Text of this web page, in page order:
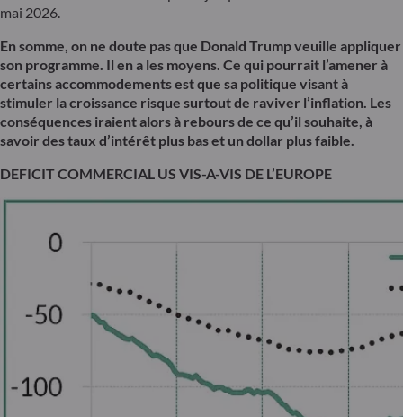
mai 2026.
En somme, on ne doute pas que Donald Trump veuille appliquer
son programme. Il en a les moyens. Ce qui pourrait l’amener à
certains accommodements est que sa politique visant à
stimuler la croissance risque surtout de raviver l’inflation. Les
conséquences iraient alors à rebours de ce qu’il souhaite, à
savoir des taux d’intérêt plus bas et un dollar plus faible.
DEFICIT COMMERCIAL US VIS-A-VIS DE L’EUROPE